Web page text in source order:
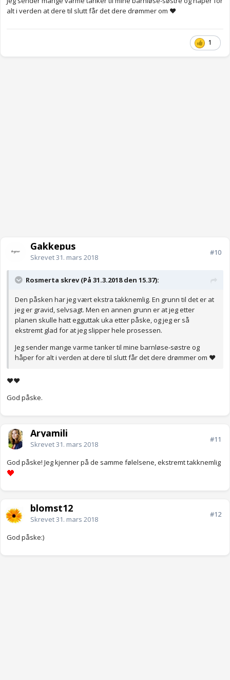
alt i verden at dere til slutt får det dere drømmer om ❤️
1
Gakkepus
Skrevet31. mars 2018
#10
Rosmerta skrev (På 31.3.2018 den 15.37):
Den påsken har jeg vært ekstra takknemlig. En grunn til det er at
jeg er gravid, selvsagt. Men en annen grunn er at jeg etter
planen skulle hatt egguttak uka etter påske, og jeg er så
ekstremt glad for at jeg slipper hele prosessen.
Jeg sender mange varme tanker til mine barnløse-søstre og
håper for alt i verden at dere til slutt får det dere drømmer om ❤️
❤❤
God påske.
Aryamili
Skrevet31. mars 2018
#11
God påske! Jeg kjenner på de samme følelsene, ekstremt takknemlig
blomst12
Skrevet31. mars 2018
#12
God påske:)